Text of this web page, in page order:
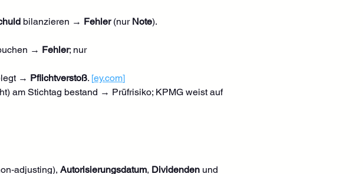
bilanzieren → Fehler (nur Note).
→ Fehler; nur
→ Pflichtverstoß. [ey.com]
am Stichtag bestand → Prüfrisiko; KPMG weist auf
Autorisierungsdatum, Dividenden und